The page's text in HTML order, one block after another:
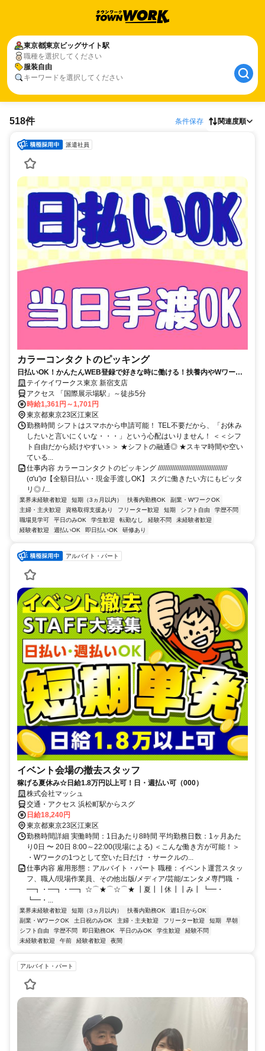
東京都東京ビッグサイト駅
職種を選択してください
服装自由
キーワードを選択してください
518件 条件保存 関連度順
派遣社員
カラーコンタクトのピッキング
日払いOK！かんたんWEB登録で好きな時に働ける！扶養内やWワーク
にも♪お友達との応募歓迎！
テイケイワークス東京 新宿支店
アクセス 「国際展示場駅」～徒歩5分
時給1,361円～1,701円
東京都東京23区江東区
勤務時間 シフトはスマホから申請可能！ TEL不要だから、「お休み
したいと言いにくいな・・・」という心配はいりません！ ＜＜シフ
ト自由だから続けやすい＞＞ ★シフトの融通◎ ★スキマ時間や空い
ている...
仕事内容 カラーコンタクトのピッキング ///////////////////////////////////////
(σ'u')σ【全額日払い・現金手渡しOK】 スグに働きたい方にもピッタ
リ◎ /...
業界未経験者歓迎 短期（3ヵ月以内） 扶養内勤務OK
副業・WワークOK
主婦・主夫歓迎
資格取得支援あり フリーター歓迎 短期 シフト自由
学歴不問
職場見学可
平日のみOK 学生歓迎 転勤なし 経験不問
未経験者歓迎
経験者歓迎
週払いOK 即日払いOK 研修あり
アルバイト・パート
イベント会場の撤去スタッフ
稼げる夏休み☆日給1.8万円以上可！日・週払い可（000）
株式会社マッシュ
交通・アクセス 浜松町駅からスグ
日給18,240円
東京都東京23区江東区
勤務時間詳細 実働時間：1日あたり8時間 平均勤務日数：1ヶ月あた
り0日 〜 20日 8:00～22:00(現場による) ＜こんな働き方が可能！＞
・Wワークの1つとして空いた日だけ ・サークルの...
仕事内容 雇用形態：アルバイト・パート 職種：イベント運営スタッ
フ、職人/現場作業員、その他出版/メディア/芸能/エンタメ専門職 ・
━┓・━┓・━┓ ☆⌒★⌒☆⌒★ ┃夏┃┃休┃┃み┃ ┗━・
┗━・...
業界未経験者歓迎 短期（3ヵ月以内） 扶養内勤務OK
週1日からOK
副業・WワークOK
土日祝のみOK 主婦・主夫歓迎 フリーター歓迎 短期
早朝
シフト自由
学歴不問 即日勤務OK 平日のみOK 学生歓迎
経験不問
未経験者歓迎
午前 経験者歓迎 夜間
アルバイト・パート